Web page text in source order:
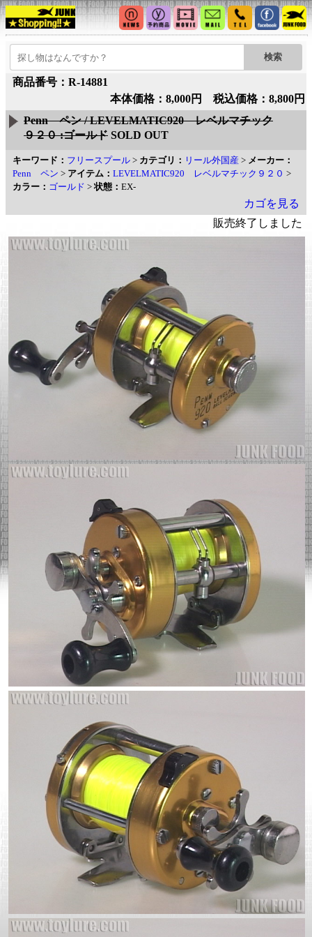
商品番号：R-14881
本体価格：8,000円 税込価格：8,800円
Penn ペン / LEVELMATIC920 レベルマチック
９２０ :ゴールド SOLD OUT
キーワード： フリースプール > カテゴリ： リール外国産 > メーカー：
Penn ペン > アイテム： LEVELMATIC920 レベルマチック９２０ >
カラー： ゴールド >状態： EX-
カゴを見る
販売終了しました